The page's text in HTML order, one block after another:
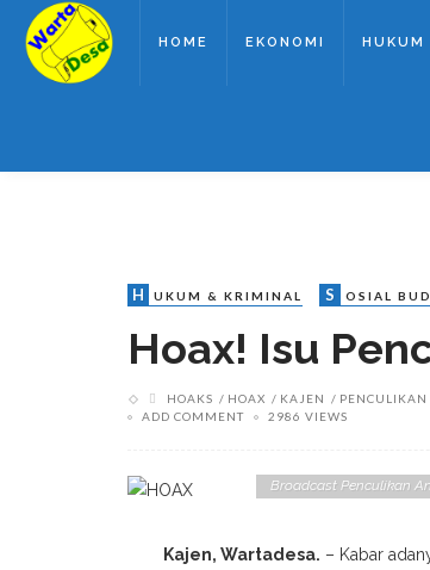
HOME EKONOMI HUKUM
H UKUM & KRIMINAL S OSIAL
Hoax! Isu
HOAKS HOAX KAJEN
ADD COMMENT
2986 VIEWS
Broadcast Penculikan
Kajen, Wartadesa. – Kabar